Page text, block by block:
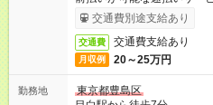
交通費別途支給あり
交通費 交通費支給あり
月収例 20～25万円
勤務地
東京都豊島区